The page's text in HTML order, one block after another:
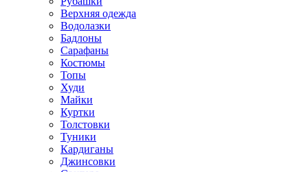
Верхняя одежда
Водолазки
Бадлоны
Сарафаны
Костюмы
Топы
Худи
Майки
Куртки
Толстовки
Туники
Кардиганы
Джинсовки